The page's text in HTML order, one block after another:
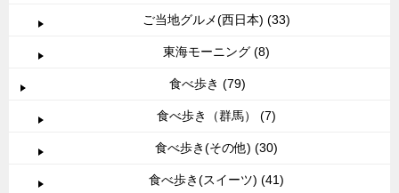
ご当地グルメ(西日本) (33)
東海モーニング (8)
食べ歩き (79)
食べ歩き（群馬） (7)
食べ歩き(その他) (30)
食べ歩き(スイーツ) (41)